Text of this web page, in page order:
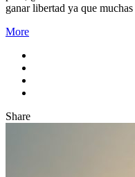
ganar libertad ya que
More
Share